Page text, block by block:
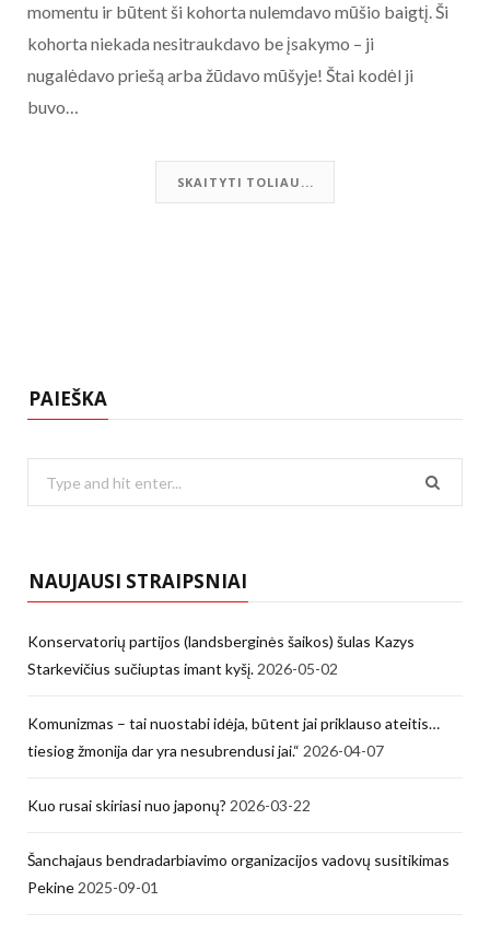
momentu ir būtent ši kohorta nulemdavo mūšio baigtį. Ši
kohorta niekada nesitraukdavo be įsakymo – ji
nugalėdavo priešą arba žūdavo mūšyje! Štai kodėl ji
buvo…
SKAITYTI TOLIAU...
PAIEŠKA
NAUJAUSI STRAIPSNIAI
Konservatorių partijos (landsberginės šaikos) šulas Kazys
Starkevičius sučiuptas imant kyšį. 2026-05-02
Komunizmas – tai nuostabi idėja, būtent jai priklauso ateitis…
tiesiog žmonija dar yra nesubrendusi jai.“ 2026-04-07
Kuo rusai skiriasi nuo japonų? 2026-03-22
Šanchajaus bendradarbiavimo organizacijos vadovų susitikimas
Pekine 2025-09-01